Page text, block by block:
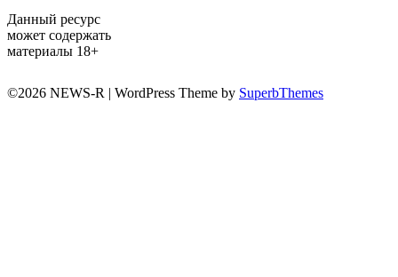
Данный ресурс
может содержать
материалы 18+
©2026 NEWS-R | WordPress Theme by SuperbThemes